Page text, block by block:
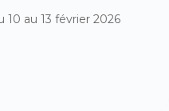
au 13 février 2026